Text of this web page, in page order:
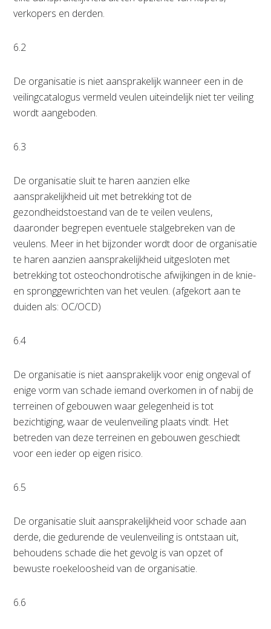
verkopers en derden.
6.2
De organisatie is niet aansprakelijk wanneer een in de
veilingcatalogus vermeld veulen uiteindelijk niet ter veiling
wordt aangeboden.
6.3
De organisatie sluit te haren aanzien elke
aansprakelijkheid uit met betrekking tot de
gezondheidstoestand van de te veilen veulens,
daaronder begrepen eventuele stalgebreken van de
veulens. Meer in het bijzonder wordt door de organisatie
te haren aanzien aansprakelijkheid uitgesloten met
betrekking tot osteochondrotische afwijkingen in de knie-
en spronggewrichten van het veulen. (afgekort aan te
duiden als: OC/OCD)
6.4
De organisatie is niet aansprakelijk voor enig ongeval of
enige vorm van schade iemand overkomen in of nabij de
terreinen of gebouwen waar gelegenheid is tot
bezichtiging, waar de veulenveiling plaats vindt. Het
betreden van deze terreinen en gebouwen geschiedt
voor een ieder op eigen risico.
6.5
De organisatie sluit aansprakelijkheid voor schade aan
derde, die gedurende de veulenveiling is ontstaan uit,
behoudens schade die het gevolg is van opzet of
bewuste roekeloosheid van de organisatie.
6.6